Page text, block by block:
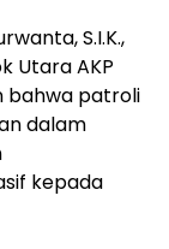
S.I.K.,
Utara AKP
bahwa patroli
dalam
kepada